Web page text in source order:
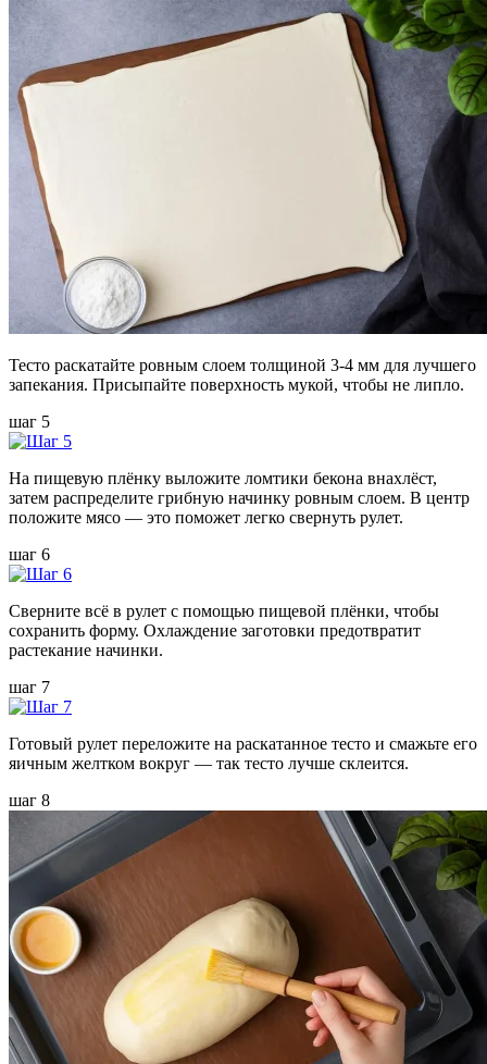
Тесто раскатайте ровным слоем толщиной 3-4 мм для лучшего
запекания. Присыпайте поверхность мукой, чтобы не липло.
шаг 5
На пищевую плёнку выложите ломтики бекона внахлёст,
затем распределите грибную начинку ровным слоем. В центр
положите мясо — это поможет легко свернуть рулет.
шаг 6
Сверните всё в рулет с помощью пищевой плёнки, чтобы
сохранить форму. Охлаждение заготовки предотвратит
растекание начинки.
шаг 7
Готовый рулет переложите на раскатанное тесто и смажьте его
яичным желтком вокруг — так тесто лучше склеится.
шаг 8